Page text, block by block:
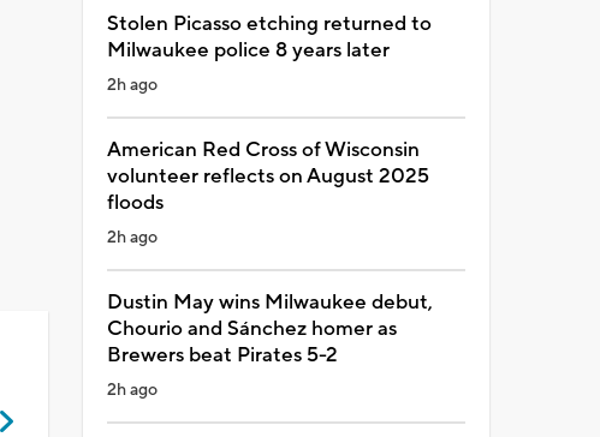
Stolen Picasso etching returned to
Milwaukee police 8 years later
2h ago
American Red Cross of Wisconsin
volunteer reflects on August 2025
floods
2h ago
Dustin May wins Milwaukee debut,
Chourio and Sánchez homer as
Brewers beat Pirates 5-2
2h ago